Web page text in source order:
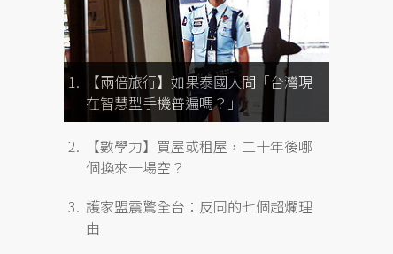
【兩倍旅行】如果泰國人問「台灣現
在智慧型手機普遍嗎？」
【數學力】買屋或租屋，二十年後哪
個換來一場空？
護家盟震驚全台：反同的七個超爛理
由